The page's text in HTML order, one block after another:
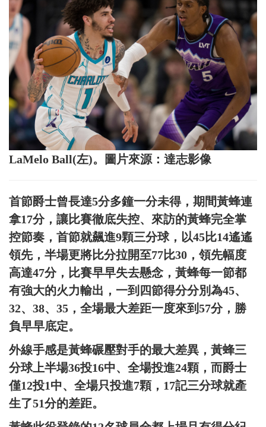
LaMelo Ball(左)。圖片來源：達志影像
首節爵士曾長達5分多鐘一分未得，期間黃蜂連
拿17分，讓比賽徹底失控、來訪的黃蜂完全掌
控節奏，首節就飆進9顆三分球，以45比14遙遙
領先，半場更將比分拉開至77比30，領先幅度
高達47分，比賽早早失去懸念，黃蜂每一節都
有強大的火力輸出，一到四節得分分別為45、
32、38、35，全場最大差距一度來到57分，勝
負早早底定。
外線手感是黃蜂碾壓對手的最大差異，黃蜂三
分球上半場36投16中、全場投進24顆，而爵士
僅12投1中、全場只投進7顆，17記三分球就產
生了51分的差距。